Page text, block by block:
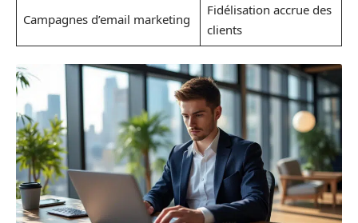
Campagnes d’email marketing
Fidélisation accrue des
clients